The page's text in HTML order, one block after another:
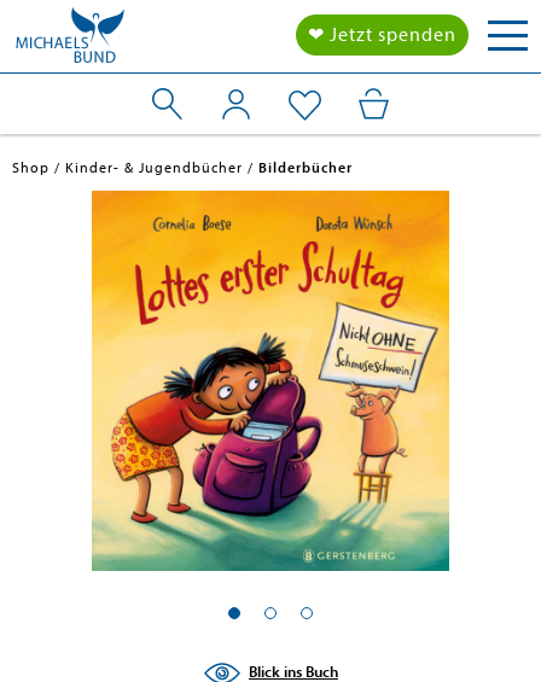
❤ Jetzt spenden
Shop Kinder- & Jugendbücher Bilderbücher
Blick ins Buch